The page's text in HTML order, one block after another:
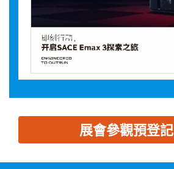
展會參觀預登記